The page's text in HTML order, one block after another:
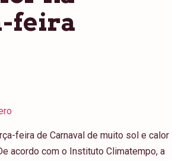
feira
feira de Carnaval de muito sol e calor
acordo com o Instituto Climatempo, a